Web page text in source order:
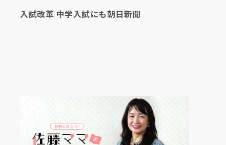
入試改革 中学入試にも朝日新聞